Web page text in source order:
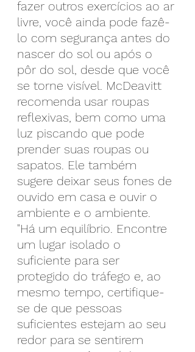
fazer outros exercícios ao ar
livre, você ainda pode fazê-
lo com segurança antes do
nascer do sol ou após o
pôr do sol, desde que você
se torne visível. McDeavitt
recomenda usar roupas
reflexivas, bem como uma
luz piscando que pode
prender suas roupas ou
sapatos. Ele também
sugere deixar seus fones de
ouvido em casa e ouvir o
ambiente e o ambiente.
"Há um equilíbrio. Encontre
um lugar isolado o
suficiente para ser
protegido do tráfego e, ao
mesmo tempo, certifique-
se de que pessoas
suficientes estejam ao seu
redor para se sentirem